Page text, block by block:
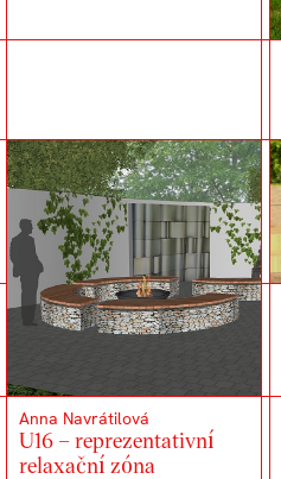
Anna Navrátilová
U16 – reprezentativní
relaxační zóna